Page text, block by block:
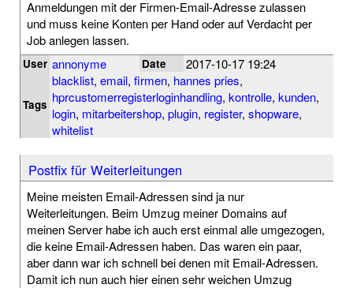
Anmeldungen mit der Firmen-Email-Adresse zulassen
und muss keine Konten per Hand oder auf Verdacht per
Job anlegen lassen.
User annonyme Date 2017-10-17 19:24
Tags
blacklist, email, firmen, hannes pries,
hprcustomerregisterloginhandling, kontrolle, kunden,
login, mitarbeitershop, plugin, register, shopware,
whitelist
Postfix für Weiterleitungen
Meine meisten Email-Adressen sind ja nur
Weiterleitungen. Beim Umzug meiner Domains auf
meinen Server habe ich auch erst einmal alle umgezogen,
die keine Email-Adressen haben. Das waren ein paar,
aber dann war ich schnell bei denen mit Email-Adressen.
Damit ich nun auch hier einen sehr weichen Umzug